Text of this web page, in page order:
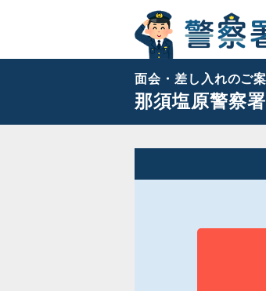
面会・差し入れのご
那須塩原警察署